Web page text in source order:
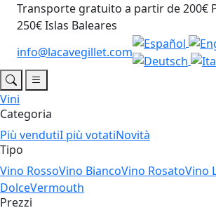
Transporte gratuito a partir de 200€
250€ Islas Baleares
info@lacavegillet.com
Vini
Categoria
Più vendutiI più votatiNovità
Tipo
Vino RossoVino BiancoVino RosatoVino
DolceVermouth
Prezzi